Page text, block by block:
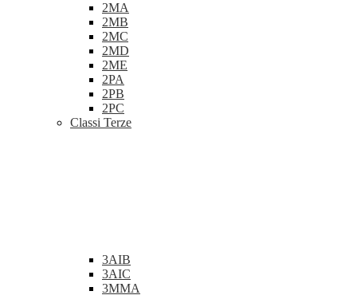
2MA
2MB
2MC
2MD
2ME
2PA
2PB
2PC
Classi Terze
3AIB
3AIC
3MMA